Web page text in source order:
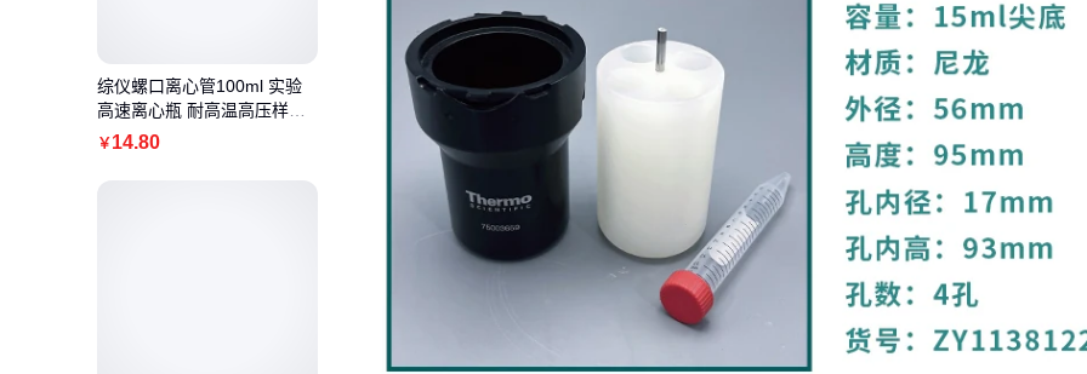
综仪螺口离心管100ml 实验
高速离心瓶 耐高温高压样品
管
￥14.80